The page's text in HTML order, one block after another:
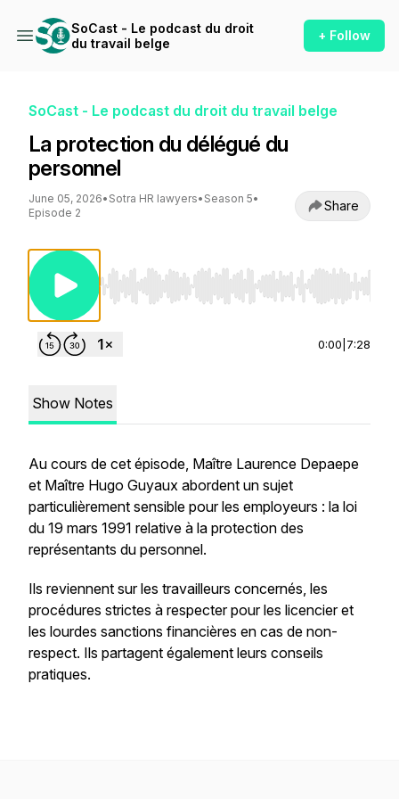
SoCast - Le podcast du droit
du travail belge
+ Follow
SoCast - Le podcast du droit du travail belge
La protection du délégué du
personnel
June 05, 2026• Sotra HR lawyers• Season 5•
Episode 2
Share
Use Left/Right to seek, Home/End to jump to
0:00 7:28
Show Notes
Au cours de cet épisode, Maître Laurence Depaepe
et Maître Hugo Guyaux abordent un sujet
particulièrement sensible pour les employeurs : la loi
du 19 mars 1991 relative à la protection des
représentants du personnel.
Ils reviennent sur les travailleurs concernés, les
procédures strictes à respecter pour les licencier et
les lourdes sanctions financières en cas de non-
respect. Ils partagent également leurs conseils
pratiques.